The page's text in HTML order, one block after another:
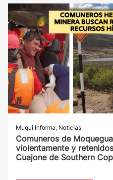
Muqui Informa, Noticias
Comuneros de
violentamente y
Cuajone de Southern